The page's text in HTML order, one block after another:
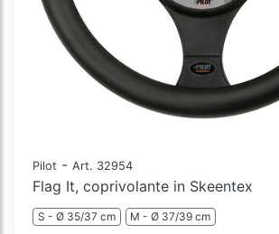
Pilot - Art. 32954
Flag It, coprivolante in Skeentex
S - Ø 35/37 cm M - Ø 37/39 cm